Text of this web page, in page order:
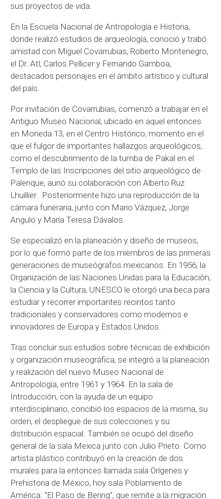
sus proyectos de vida.
En la Escuela Nacional de Antropología e Historia,
donde realizó estudios de arqueología, conoció y trabó
amistad con Miguel Covarrubias, Roberto Montenegro,
el Dr. Atl, Carlos Pellicer y Fernando Gamboa,
destacados personajes en el ámbito artístico y cultural
del país.
Por invitación de Covarrubias, comenzó a trabajar en el
Antiguo Museo Nacional, ubicado en aquel entonces
en Moneda 13, en el Centro Histórico; momento en el
que el fulgor de importantes hallazgos arqueológicos,
como el descubrimiento de la tumba de Pakal en el
Templo de las Inscripciones del sitio arqueológico de
Palenque, aunó su colaboración con Alberto Ruz
Lhuillier. Posteriormente hizo una reproducción de la
cámara funeraria, junto con Mario Vázquez, Jorge
Angulo y María Teresa Dávalos.
Se especializó en la planeación y diseño de museos,
por lo que formó parte de los miembros de las primeras
generaciones de museógrafos mexicanos. En 1956, la
Organización de las Naciones Unidas para la Educación,
la Ciencia y la Cultura, UNESCO le otorgó una beca para
estudiar y recorrer importantes recintos tanto
tradicionales y conservadores como modernos e
innovadores de Europa y Estados Unidos.
Tras concluir sus estudios sobre técnicas de exhibición
y organización museográfica, se integró a la planeación
y realización del nuevo Museo Nacional de
Antropología, entre 1961 y 1964. En la sala de
Introducción, con la ayuda de un equipo
interdisciplinario, concibió los espacios de la misma, su
orden, el despliegue de sus colecciones y su
distribución espacial. También se ocupó del diseño
general de la sala Mexica junto con Julio Prieto. Como
artista plástico contribuyó en la creación de dos
murales para la entonces llamada sala Orígenes y
Prehistoria de México, hoy sala Poblamiento de
América: “El Paso de Bering”, que remite a la migración